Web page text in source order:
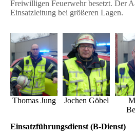
Freiwilligen Feuerwehr besetzt. Der
Einsatzleitung bei größeren Lagen.
Thomas Jung Jochen Göbel
Einsatzführungsdienst (B-Dienst)